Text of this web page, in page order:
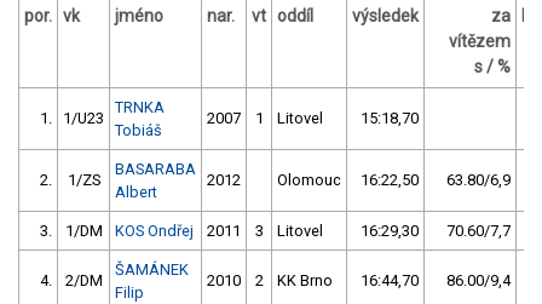
por. vk jméno nar. vt oddíl výsledek
za
vítězem
s / %
1. 1/U23
TRNKA
Tobiáš
2007 1 Litovel 15:18,70
2. 1/ZS
BASARABA
Albert
2012 Olomouc 16:22,50 63.80/6,9
3. 1/DM KOS Ondřej 2011 3 Litovel 16:29,30 70.60/7,7
4. 2/DM
ŠAMÁNEK
Filip
2010 2 KK Brno 16:44,70 86.00/9,4